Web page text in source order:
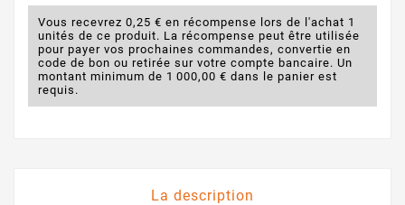
Vous recevrez 0,25 € en récompense lors de l'achat 1
unités de ce produit. La récompense peut être utilisée
pour payer vos prochaines commandes, convertie en
code de bon ou retirée sur votre compte bancaire. Un
montant minimum de 1 000,00 € dans le panier est
requis.
La description